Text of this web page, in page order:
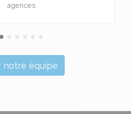
agences
notre équipe